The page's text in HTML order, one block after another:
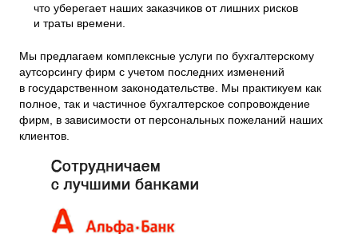
что уберегает наших заказчиков от лишних рисков
и траты времени.
Мы предлагаем комплексные услуги по бухгалтерскому
аутсорсингу фирм с учетом последних изменений
в государственном законодательстве. Мы практикуем как
полное, так и частичное бухгалтерское сопровождение
фирм, в зависимости от персональных пожеланий наших
клиентов.